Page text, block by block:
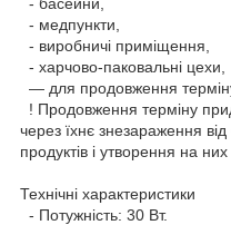
- медпункти,
- виробничі приміщення,
- харчово-паковальні цехи,
— для продовження терміну
! Продовження терміну
через їхнє знезараження від
продуктів і утворення на них
Технічні характеристики
- Потужність: 30 Вт.